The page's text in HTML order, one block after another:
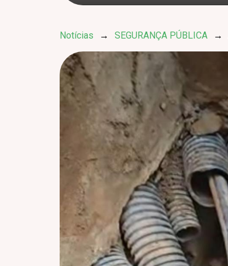
Notícias → SEGURANÇA PÚBLICA →